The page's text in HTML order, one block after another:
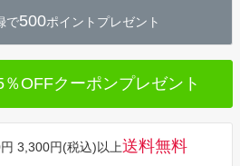
で500ポイントプレゼント
％OFFクーポンプレゼント
3,300円(税込)以上送料無料